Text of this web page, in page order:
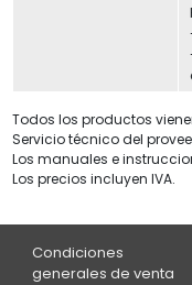
Todos los productos
Servicio técnico del
Los manuales e
Los precios incluyen IVA.
Condiciones
generales de venta